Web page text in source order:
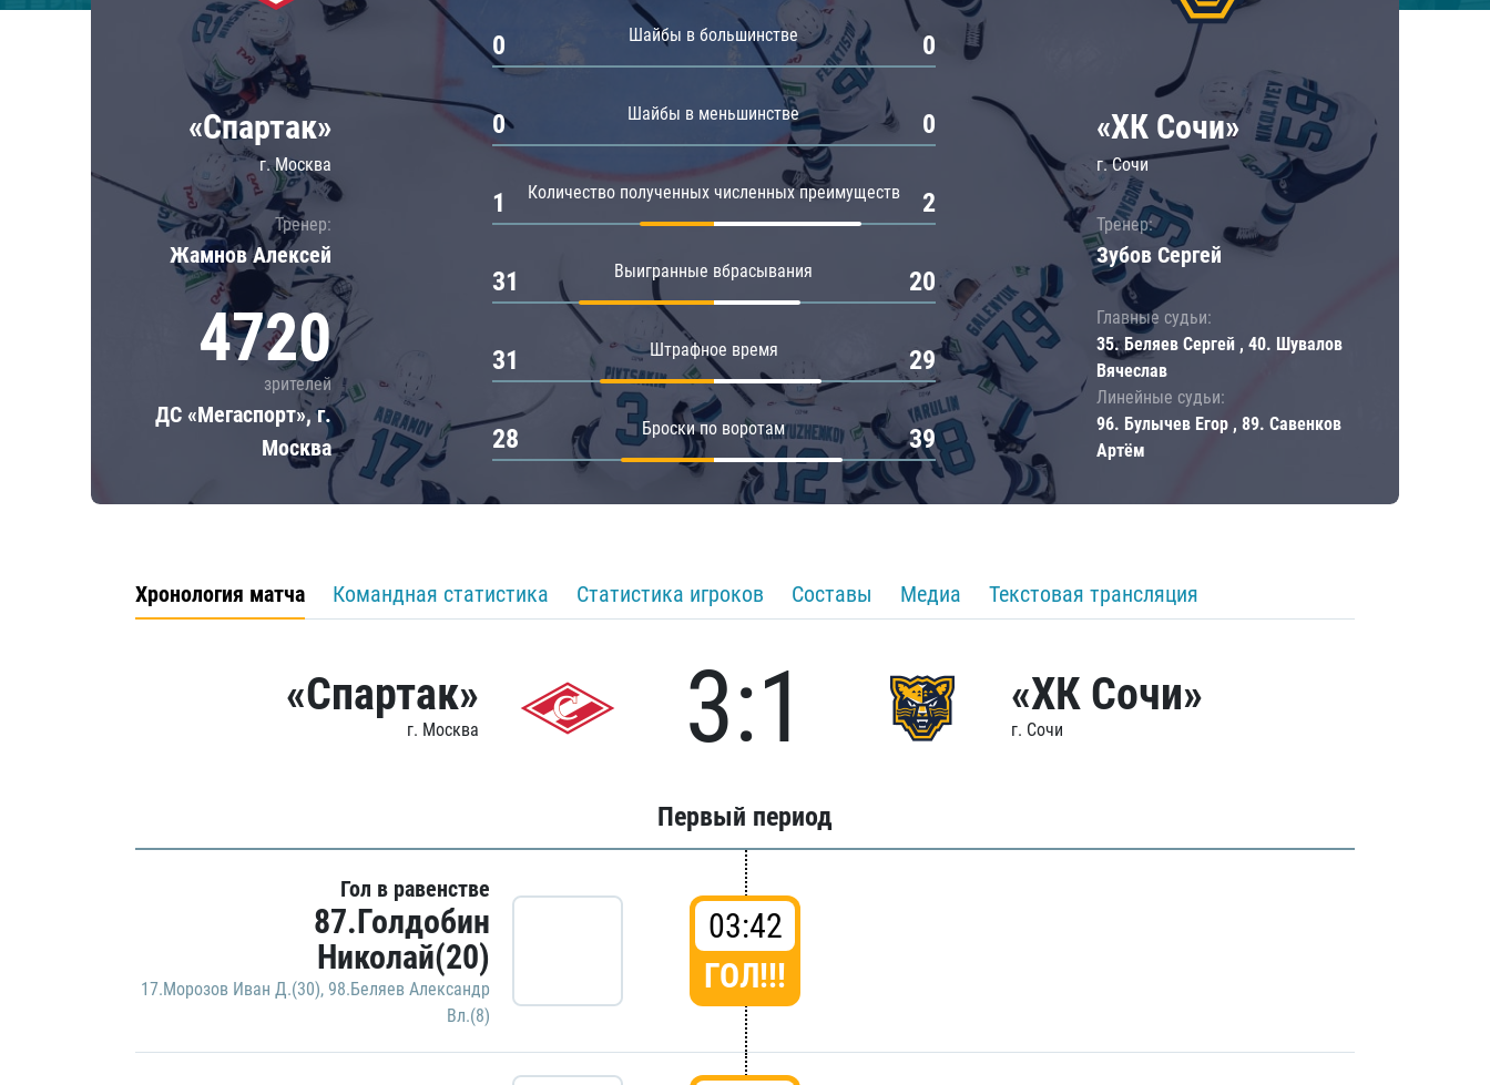
Локомотив
ЦСКА
Шанхайские Драконы
«Спартак»
г. Москва
Тренер:
Жамнов Алексей
4720
зрителей
ДС «Мегаспорт», г.
Москва
Шайбы в большинстве
0 0
Шайбы в меньшинстве
0 0
Количество полученных численных преимуществ
1 2
Выигранные вбрасывания
31 20
Штрафное время
31 29
Броски по воротам
28 39
«ХК Сочи»
г. Сочи
Тренер:
Зубов Сергей
Главные судьи:
35. Беляев Сергей , 40. Шувалов
Вячеслав
Линейные судьи:
96. Булычев Егор , 89. Савенков
Артём
Хронология матча Командная статистика Статистика игроков Составы Медиа Текстовая трансляция
«Спартак»
г. Москва 3:1 «ХК Сочи»
г. Сочи
Первый период
Гол в равенстве
87.Голдобин
Николай(20)
17.Морозов Иван Д.(30), 98.Беляев Александр
Вл.(8)
03:42
ГОЛ!!!